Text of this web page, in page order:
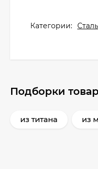
Категории:
Подборки
из титана из